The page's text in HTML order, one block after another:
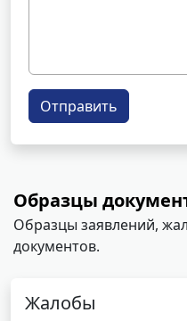
Отправить
Образцы
Образцы заявлений,
документов.
Жалобы